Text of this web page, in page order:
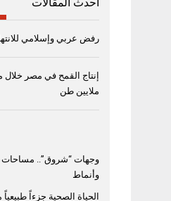
رفض عربي وإسلامي
ملايين طن
وجهات “شروق”..
وأنماط
الحياة الصحية جزءاً طبيعياً